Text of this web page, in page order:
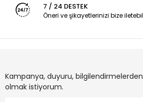
7 / 24 DESTEK
Öneri ve şikayetlerinizi bize
Kampanya, duyuru,
olmak istiyorum.